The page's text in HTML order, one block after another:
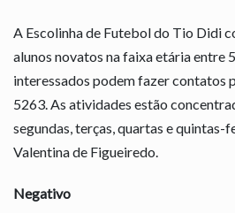
A Escolinha de Futebol do Tio Didi
alunos novatos na faixa etária entre
interessados podem fazer contatos
5263. As atividades estão
segundas, terças, quartas e quintas-
Valentina de Figueiredo.
Negativo